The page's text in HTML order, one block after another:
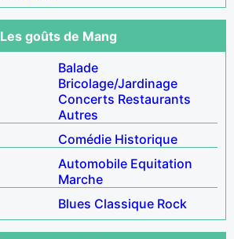
Les goûts de Mang
Balade
Bricolage/Jardinage
Concerts Restaurants
Autres
Comédie Historique
Automobile Equitation
Marche
Blues Classique Rock